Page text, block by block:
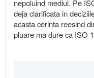
nepoluind mediul. Pe
deja clarificata in
acasta cerinta reesind
pluare ma dure ca ISO